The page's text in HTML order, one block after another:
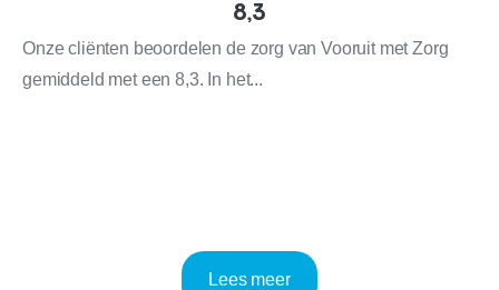
8,3
Onze cliënten beoordelen de zorg van Vooruit met Zorg
gemiddeld met een 8,3. In het...
Lees meer